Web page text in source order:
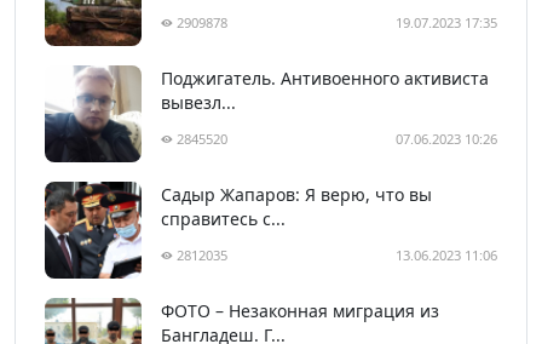
2909878 19.07.2023 17:35
Поджигатель. Антивоенного активиста
вывезл...
2845520 07.06.2023 10:26
Садыр Жапаров: Я верю, что вы
справитесь с...
2812035 13.06.2023 11:06
ФОТО – Незаконная миграция из
Бангладеш. Г...